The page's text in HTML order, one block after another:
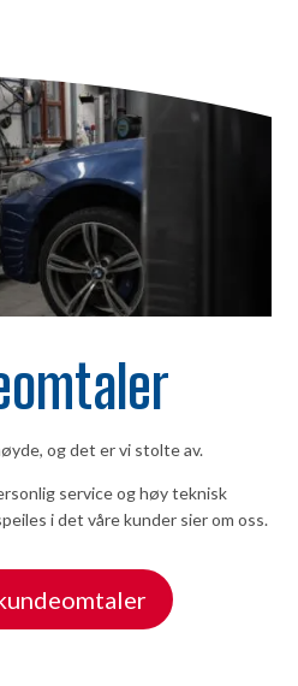
og det er vi stolte av.
service og høy teknisk
i det våre kunder sier om oss.